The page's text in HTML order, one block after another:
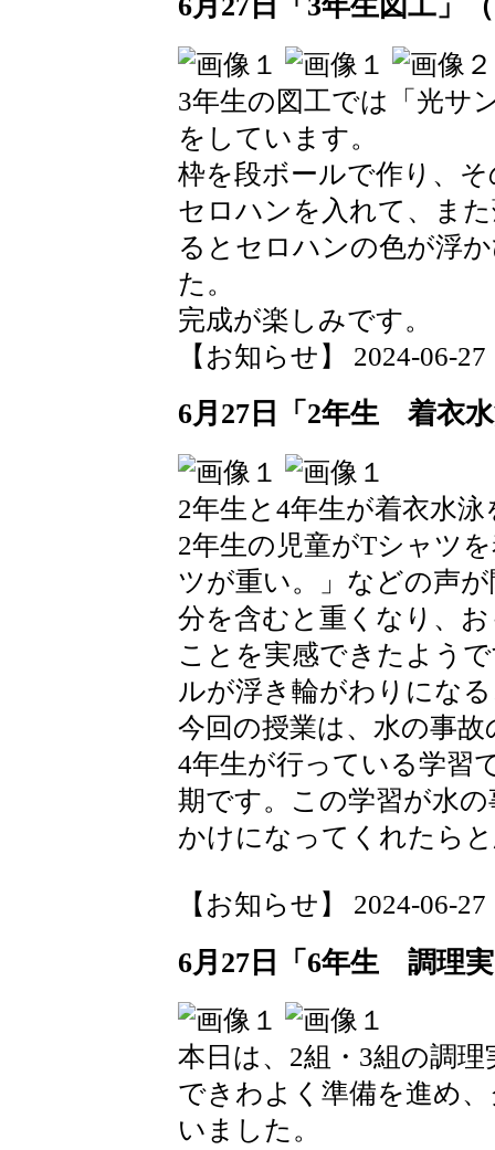
3年生の図工では「光サ
をしています。
枠を段ボールで作り、
セロハンを入れて、ま
るとセロハンの色が浮
た。
完成が楽しみです。
【お知らせ】 2024-06-27
6月27日「2年生 着衣
2年生と4年生が着衣水
2年生の児童がTシャツ
ツが重い。」などの声
分を含むと重くなり、
ことを実感できたよう
ルが浮き輪がわりにな
今回の授業は、水の事
4年生が行っている学習
期です。この学習が水
かけになってくれたら
【お知らせ】 2024-06-27
6月27日「6年生 調理
本日は、2組・3組の調理
できわよく準備を進め
いました。